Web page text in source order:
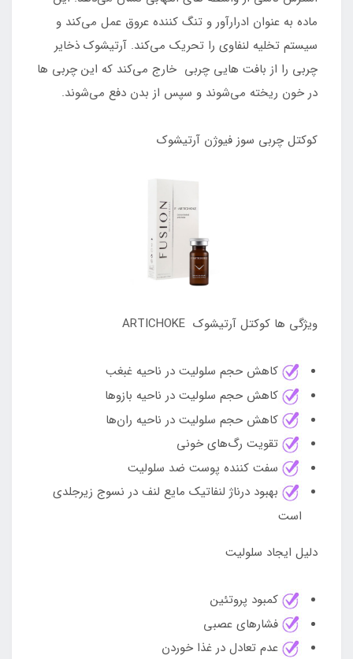
ماده به عنوان ادرارآور و تنگ کننده عروق عمل می‌کند و
سیستم تخلیه لنفاوی را تحریک می‌کند. آرتیشوک ذخایر
چربی را از بافت هایی چربی خارج می‌کند که این چربی ها
در خون ریخته می‌شوند و سپس از بدن دفع می‌شوند.
کوکتل چربی سوز فیوژن آرتیشوک
ویژگی ها کوکتل آرتیشوک ARTICHOKE
کاهش حجم سلولیت در ناحیه غبغب
کاهش حجم سلولیت در ناحیه بازوها
کاهش حجم سلولیت در ناحیه ران‌ها
تقویت رگ‌های خونی
سفت کننده پوست ضد سلولیت
بهبود درناژ لنفاتیک مايع لنف در نسوج زيرجلدي
است
دلیل ایجاد سلولیت
کمبود پروتئین
فشارهای عصبی
عدم تعادل در غذا خوردن